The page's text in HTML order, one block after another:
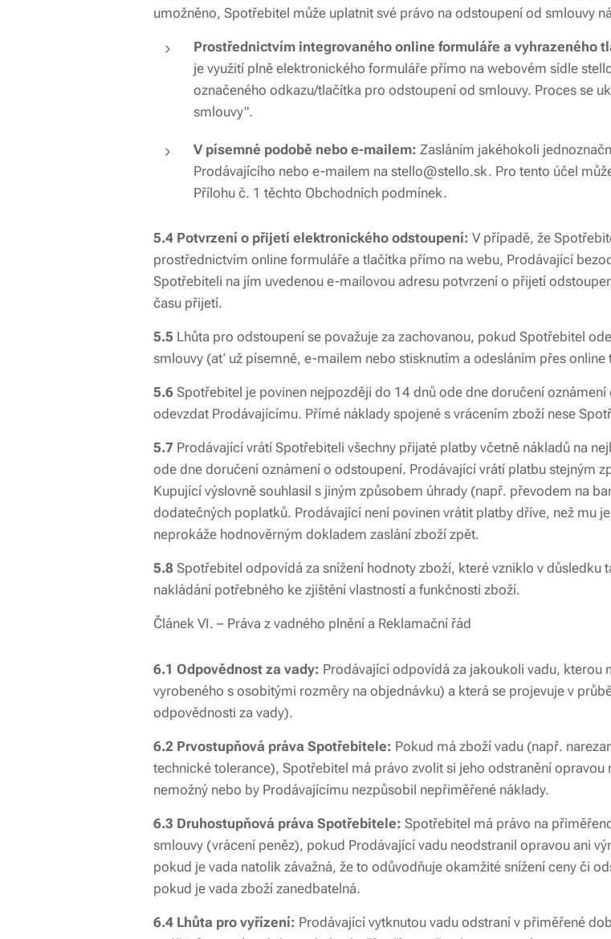
umožněno, Spotřebitel může uplatnit své právo na odstoupení od smlouvy
Prostřednictvím integrovaného online formuláře a vyhrazeného
je využití plně elektronického formuláře přímo na webovém sídle
označeného odkazu/tlačítka pro odstoupení od smlouvy. Proces se
smlouvy".
V písemné podobě nebo e-mailem: Zasláním jakéhokoli
Prodávajícího nebo e-mailem na stello@stello.sk. Pro tento účel
Přílohu č. 1 těchto Obchodních podmínek.
5.4 Potvrzení o přijetí elektronického odstoupení: V případě, že
prostřednictvím online formuláře a tlačítka přímo na webu, Prodávající
Spotřebiteli na jím uvedenou e-mailovou adresu potvrzení o přijetí
času přijetí.
5.5 Lhůta pro odstoupení se považuje za zachovanou, pokud Spotřebitel
smlouvy (ať už písemně, e-mailem nebo stisknutím a odesláním přes
5.6Spotřebitel je povinen nejpozději do 14 dnů ode dne doručení
odevzdat Prodávajícímu. Přímé náklady spojené s vrácením zboží nese
5.7 Prodávající vrátí Spotřebiteli všechny přijaté platby včetně nákladů na
ode dne doručení oznámení o odstoupení. Prodávající vrátí platbu stejným
Kupující výslovně souhlasil s jiným způsobem úhrady (např. převodem na
dodatečných poplatků. Prodávající není povinen vrátit platby dříve, než mu
neprokáže hodnověrným dokladem zaslání zboží zpět.
5.8 Spotřebitel odpovídá za snížení hodnoty zboží, které vzniklo v důsledku
nakládání potřebného ke zjištění vlastností a funkčnosti zboží.
Článek VI. – Práva z vadného plnění a Reklamační řád
6.1 Odpovědnost za vady: Prodávající odpovídá za jakoukoli vadu, kterou
vyrobeného s osobitými rozměry na objednávku) a která se projevuje v
odpovědnosti za vady).
6.2 Prvostupňová práva Spotřebitele: Pokud má zboží vadu (např.
technické tolerance), Spotřebitel má právo zvolit si jeho odstranění
nemožný nebo by Prodávajícímu nezpůsobil nepřiměřené náklady.
6.3 Druhostupňová práva Spotřebitele: Spotřebitel má právo na
smlouvy (vrácení peněz), pokud Prodávající vadu neodstranil opravou ani
pokud je vada natolik závažná, že to odůvodňuje okamžité snížení ceny či
pokud je vada zboží zanedbatelná.
6.4 Lhůta pro vyřízení: Prodávající vytknutou vadu odstraní v přiměřené